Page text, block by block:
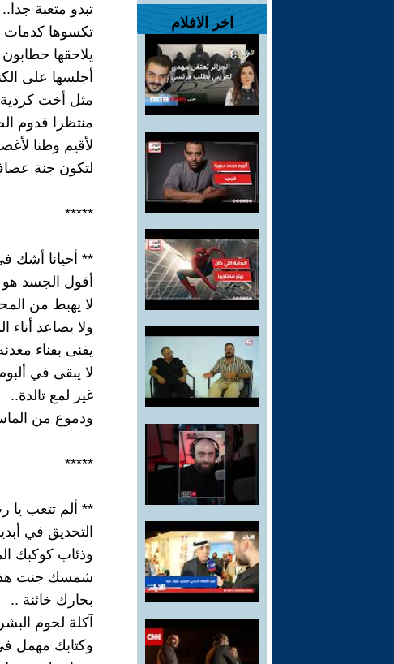
اخر الافلام
تبدو متعبة جدا..
تكسوها كدمات
يلاحقها
أجلسها على
مثل أخت
منتظرا قدوم
لأقيم وطنا
لتكون جنة
*****
** أحيانا أشك
أقول الجسد هو
لا يهبط من
ولا يصاعد أناء
يفنى بفناء
لا يبقى في ألبوم
غير لمع تالدة..
ودموع من
*****
** ألم تتعب يا
التحديق في
وذئاب كوكبك
شمسك جنت هذا
بحارك خائنة ..
آكلة لحوم
وكتابك مهمل